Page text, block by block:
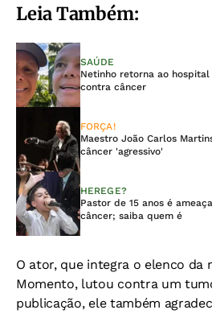
Leia Também:
SAÚDE
Netinho retorna ao
contra câncer
FORÇA!
Maestro João Carlos
câncer 'agressivo'
HEREGE?
Pastor de 15 anos é
câncer; saiba quem é
O ator, que integra o elenco da
Momento, lutou contra um
publicação, ele também